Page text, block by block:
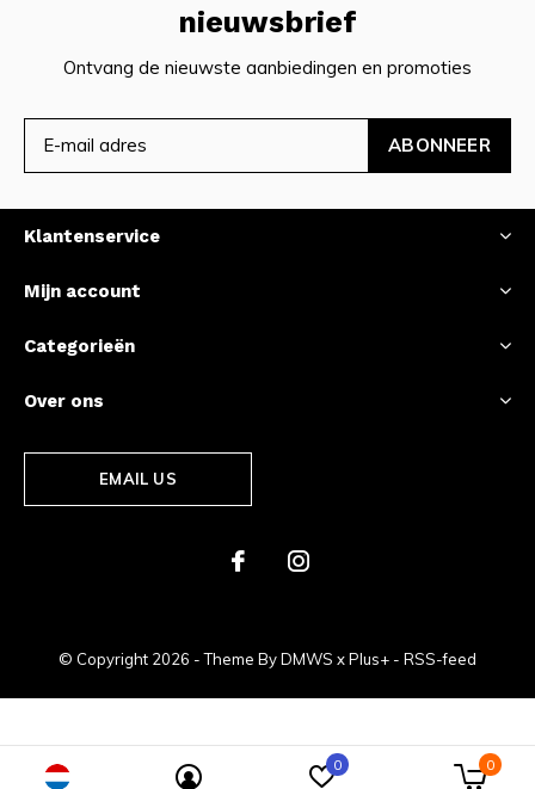
nieuwsbrief
Ontvang de nieuwste aanbiedingen en promoties
ABONNEER
Klantenservice
Mijn account
Categorieën
Over ons
EMAIL US
© Copyright 2026 - Theme ByDMWS xPlus+ - RSS-feed
0 0
The Racing Store Amsterdam - Formule 1 Shop - Max Verstappen - Ferrari - Mercedes